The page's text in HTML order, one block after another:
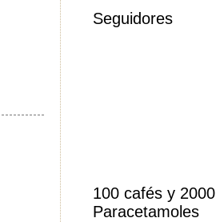
Seguidores
100 cafés y 2000
Paracetamoles